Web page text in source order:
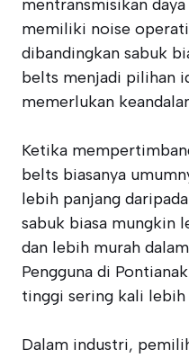
mentransmisikan
memiliki noise
dibandingkan sabuk
belts menjadi pilihan
memerlukan
Ketika
belts biasanya
lebih panjang
sabuk biasa mungkin
dan lebih murah
Pengguna di
tinggi sering kali
Dalam industri,